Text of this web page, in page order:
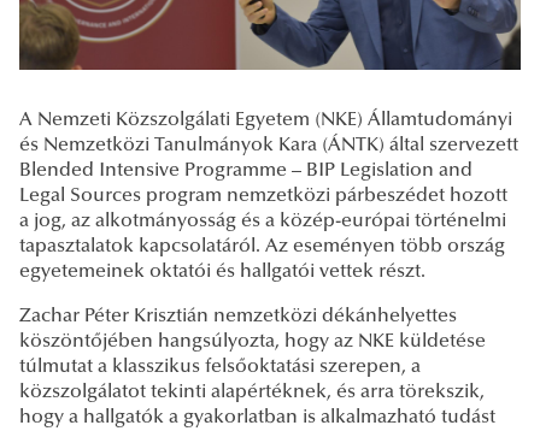
A Nemzeti Közszolgálati Egyetem (NKE) Államtudományi
és Nemzetközi Tanulmányok Kara (ÁNTK) által szervezett
Blended Intensive Programme – BIP Legislation and
Legal Sources program nemzetközi párbeszédet hozott
a jog, az alkotmányosság és a közép-európai történelmi
tapasztalatok kapcsolatáról. Az eseményen több ország
egyetemeinek oktatói és hallgatói vettek részt.
Zachar Péter Krisztián nemzetközi dékánhelyettes
köszöntőjében hangsúlyozta, hogy az NKE küldetése
túlmutat a klasszikus felsőoktatási szerepen, a
közszolgálatot tekinti alapértéknek, és arra törekszik,
hogy a hallgatók a gyakorlatban is alkalmazható tudást